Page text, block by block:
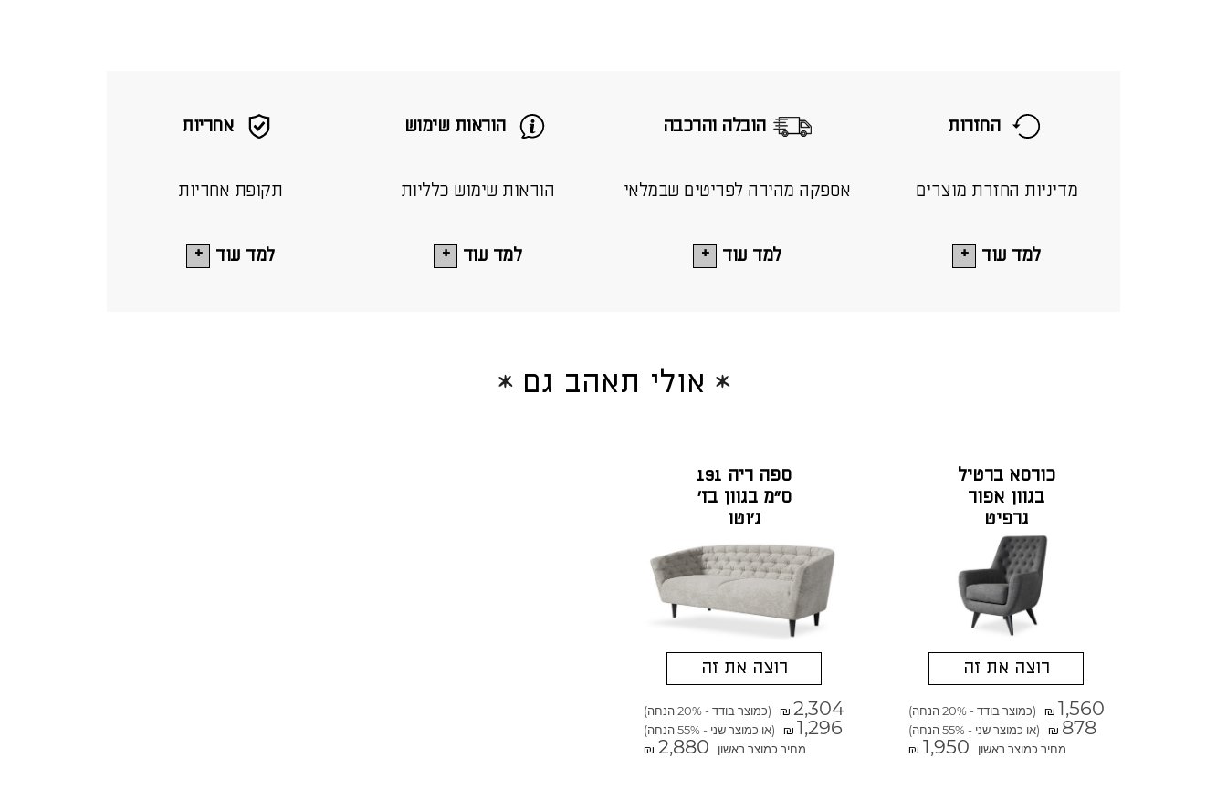
אחריות
תקופת אחריות
למד עוד
הוראות שימוש
הוראות שימוש כלליות
למד עוד
הובלה והרכבה
אספקה מהירה לפריטים שבמלאי
למד עוד
החזרות
מדיניות החזרת מוצרים
למד עוד
אולי תאהב גם
כורסא ברטיל
בגוון אפור
גרפיט
רוצה את זה
₪ 1,560 (כמוצר בודד - 20% הנחה)
₪ 878
(או כמוצר שני - 55% הנחה)
מחיר כמוצר ראשון
₪ 1,950
ספה ריה 191
ס"מ בגוון בז'
ג'וטו
רוצה את זה
₪ 2,304 (כמוצר בודד - 20% הנחה)
₪ 1,296
(או כמוצר שני - 55% הנחה)
מחיר כמוצר ראשון
₪ 2,880